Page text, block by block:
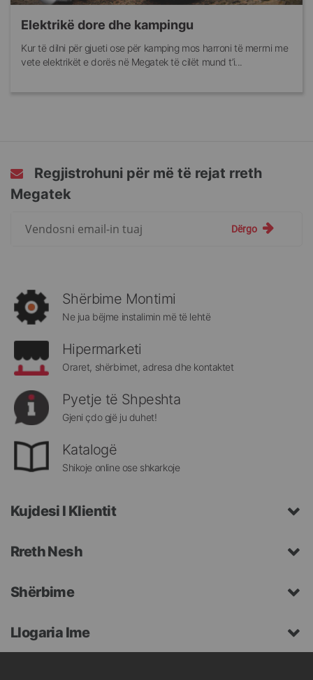
Elektrikë dore dhe kampingu
Kur të dilni për gjueti ose për kamping mos harroni të merrni me
vete elektrikët e dorës në Megatek të cilët mund t’i...
Regjistrohuni për më të rejat rreth
Megatek
rreth
Megatek:
Dërgo
Shërbime Montimi
Ne jua bëjme instalimin më të lehtë
Hipermarketi
Oraret, shërbimet, adresa dhe kontaktet
Pyetje të Shpeshta
Gjeni çdo gjë ju duhet!
Katalogë
Shikoje online ose shkarkoje
Kujdesi I Klientit
Rreth Nesh
Shërbime
Llogaria Ime